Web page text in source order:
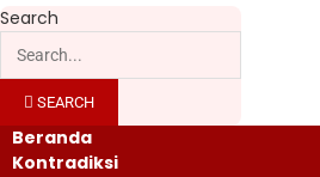
Search
SEARCH
Beranda
Kontradiksi